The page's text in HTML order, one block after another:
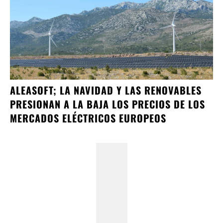
ALEASOFT; LA NAVIDAD Y LAS RENOVABLES
PRESIONAN A LA BAJA LOS PRECIOS DE LOS
MERCADOS ELÉCTRICOS EUROPEOS